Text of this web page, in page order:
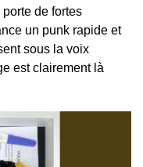
de fortes
un punk rapide et
sous la voix
est clairement là